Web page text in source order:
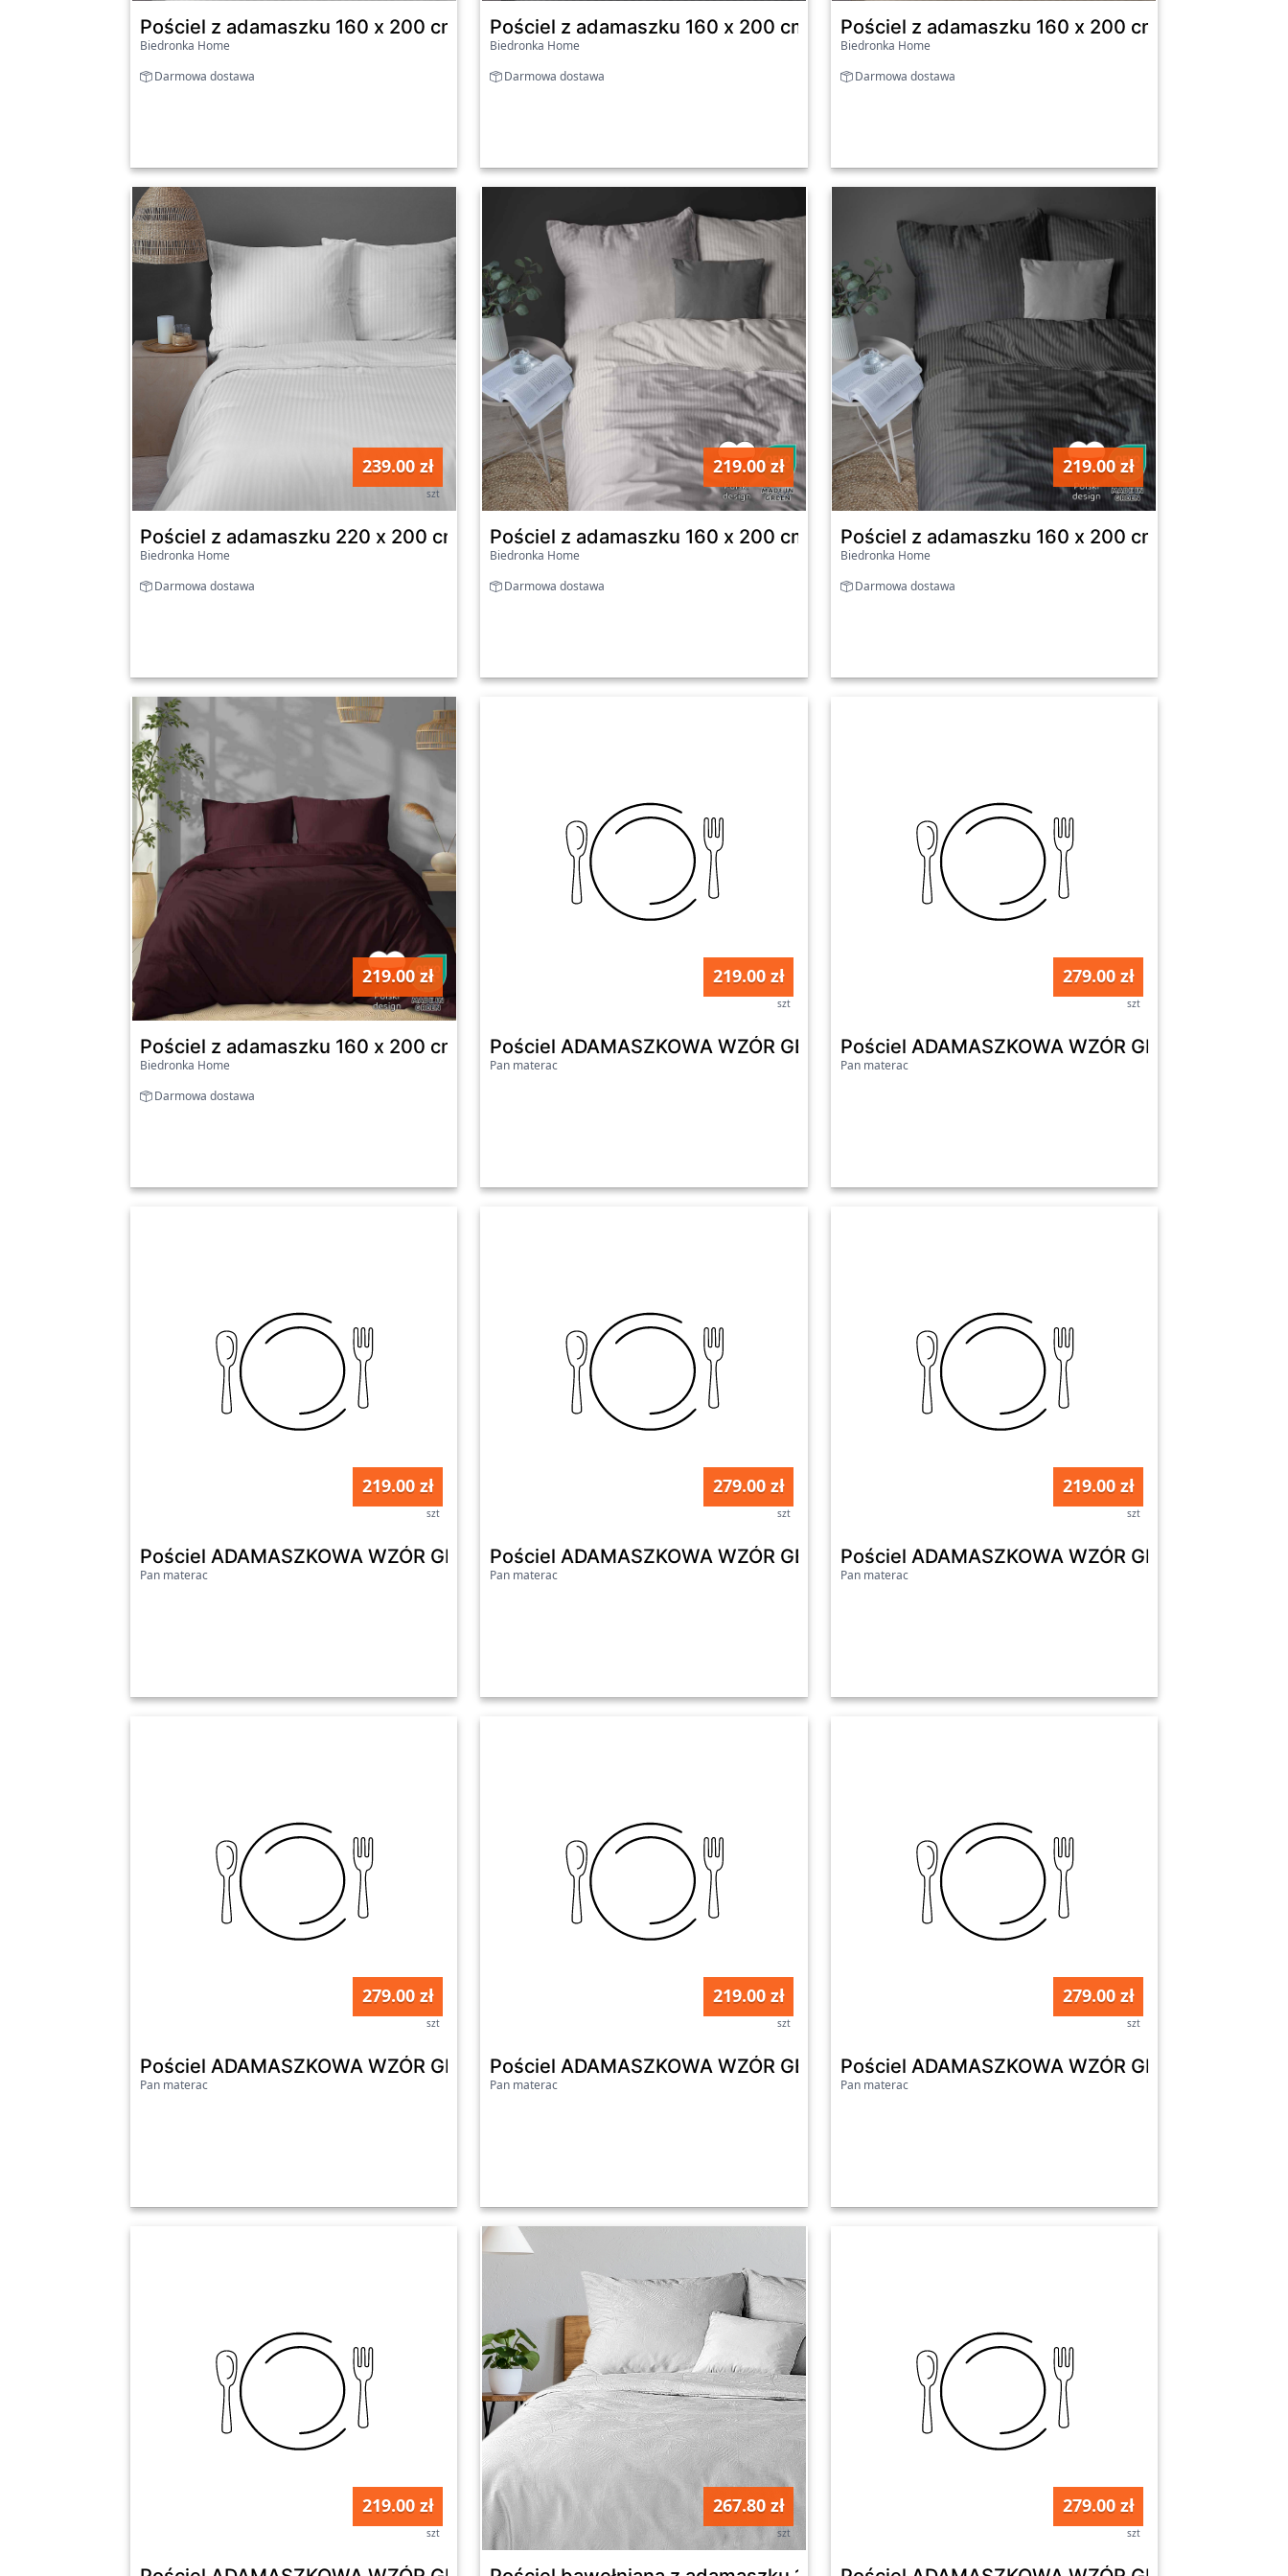
Pościel z adamaszku 160 x 200 cm Pure Collection, biała
Biedronka Home
Darmowa dostawa
Pościel z adamaszku 160 x 200 cm, ciemnoszara
Biedronka Home
Darmowa dostawa
Pościel z adamaszku 160 x 200 cm, taupe
Biedronka Home
Darmowa dostawa
239.00 zł
szt
Pościel z adamaszku 220 x 200 cm Pure Collection, biała
Biedronka Home
Darmowa dostawa
219.00 zł
szt
Pościel z adamaszku 160 x 200 cm Pure Collection, beżowa
Biedronka Home
Darmowa dostawa
219.00 zł
szt
Pościel z adamaszku 160 x 200 cm Pure
Biedronka Home
Darmowa dostawa
219.00 zł
szt
Pościel z adamaszku 160 x 200 cm Pure Collection, burgundowa
Biedronka Home
Darmowa dostawa
219.00 zł
szt
Pościel ADAMASZKOWA WZÓR GEOMETRYCZNY 01 MATEX : 160x200
Pan materac
279.00 zł
szt
Pościel ADAMASZKOWA WZÓR
Pan materac
219.00 zł
szt
Pościel ADAMASZKOWA WZÓR GEOMETRYCZNY 12 MATEX : 160x200
Pan materac
279.00 zł
szt
Pościel ADAMASZKOWA WZÓR GEOMETRYCZNY 12 MATEX : 200x220
Pan materac
219.00 zł
szt
Pościel ADAMASZKOWA WZÓR
Pan materac
279.00 zł
szt
Pościel ADAMASZKOWA WZÓR GEOMETRYCZNY 15 MATEX : 200x220
Pan materac
219.00 zł
szt
Pościel ADAMASZKOWA WZÓR GEOMETRYCZNY 17 MATEX : 160x200
Pan materac
279.00 zł
szt
Pościel ADAMASZKOWA WZÓR
Pan materac
219.00 zł
szt
267.80 zł
szt
279.00 zł
szt